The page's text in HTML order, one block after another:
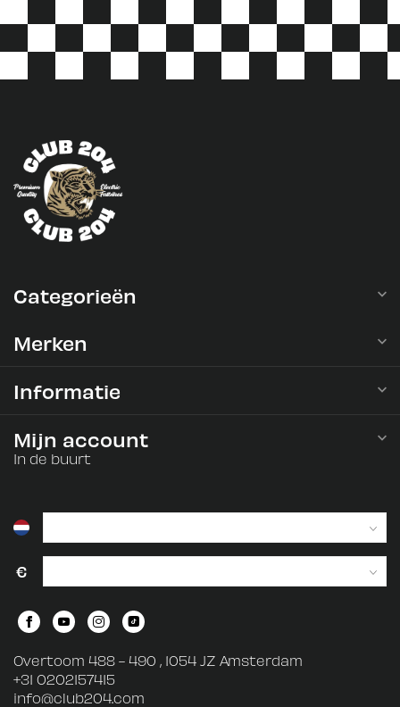
Categorieën
Merken
Informatie
Mijn account
In de buurt
€
Overtoom 488 - 490 , 1054 JZ Amsterdam
+31 0202157415
info@club204.com